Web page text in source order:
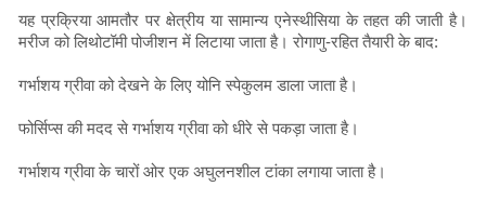
यह प्रक्रिया आमतौर पर क्षेत्रीय या सामान्य एनेस्थीसिया के तहत की जाती है।
मरीज को लिथोटॉमी पोजीशन में लिटाया जाता है। रोगाणु-रहित तैयारी के बाद:
गर्भाशय ग्रीवा को देखने के लिए योनि स्पेकुलम डाला जाता है।
फोर्सिप्स की मदद से गर्भाशय ग्रीवा को धीरे से पकड़ा जाता है।
गर्भाशय ग्रीवा के चारों ओर एक अघुलनशील टांका लगाया जाता है।